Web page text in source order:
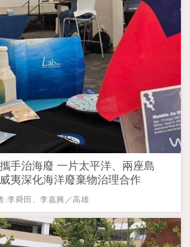
手治海廢 一片太平洋、兩座島
夷深化海洋廢棄物治理合作
:李舜田、李嘉興／高雄